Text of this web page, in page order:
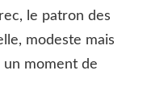
le patron des
modeste mais
moment de